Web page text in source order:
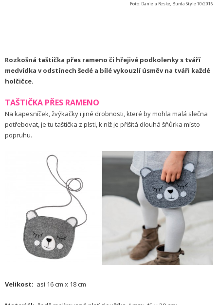
Foto: Daniela Reske, Burda Style 10/2016
Rozkošná taštička přes rameno či hřejivé podkolenky s tváří
medvídka v odstínech šedé a bílé vykouzlí úsměv na tváři každé
holčičce.
TAŠTIČKA PŘES RAMENO
Na kapesníček, žvýkačky i jiné drobnosti, které by mohla malá slečna
potřebovat, je tu taštička z plsti, k níž je přišitá dlouhá šňůrka místo
popruhu.
Velikost: asi 16 cm x 18 cm